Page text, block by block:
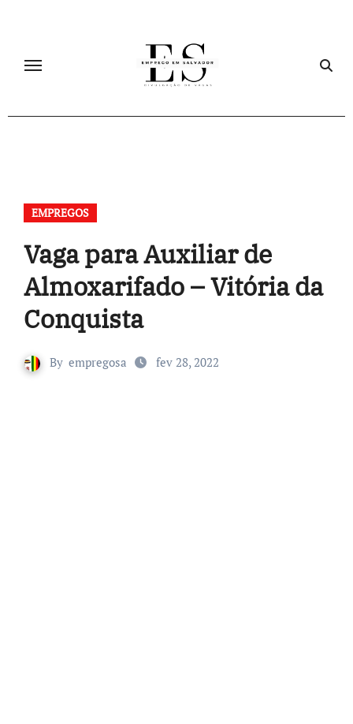
EMPREGOS
Vaga para Auxiliar de
Almoxarifado – Vitória da
Conquista
By empregosa fev 28, 2022